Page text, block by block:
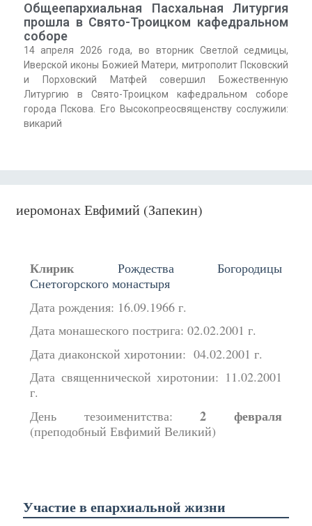
Общеепархиальная Пасхальная Литургия
прошла в Свято-Троицком кафедральном
соборе
14 апреля 2026 года, во вторник Светлой седмицы,
Иверской иконы Божией Матери, митрополит Псковский
и Порховский Матфей совершил Божественную
Литургию в Свято-Троицком кафедральном соборе
города Пскова. Его Высокопреосвященству сослужили:
викарий
иеромонах Евфимий (Запекин)
Клирик
Рождества Богородицы
Снетогорского монастыря
Дата рождения: 16.09.1966 г.
Дата монашеского пострига: 02.02.2001 г.
Дата диаконской хиротонии: 04.02.2001 г.
Дата священнической хиротонии: 11.02.2001
г.
День тезоименитства:2 февраля
(преподобный Евфимий Великий)
Участие в епархиальной жизни